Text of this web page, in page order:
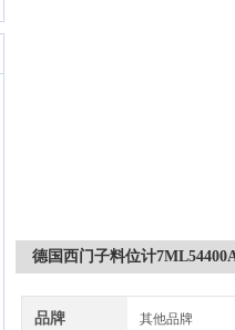
德国西门子料位计
品牌 其他品牌